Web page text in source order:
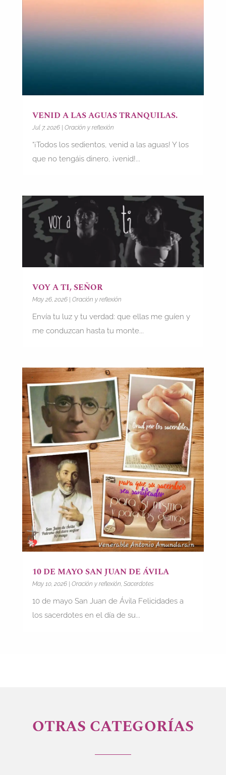
VENID A LAS AGUAS TRANQUILAS.
Jul 7, 2026| Oración y reflexión
“¡Todos los sedientos, venid a las aguas! Y los
que no tengáis dinero, ¡venid!...
VOY A TI, SEÑOR
May 26, 2026| Oración y reflexión
Envía tu luz y tu verdad: que ellas me guíen y
me conduzcan hasta tu monte...
10 DE MAYO SAN JUAN DE ÁVILA
May 10, 2026| Oración y reflexión Sacerdotes
10 de mayo San Juan de Ávila Felicidades a
los sacerdotes en el día de su...
OTRAS CATEGORÍAS